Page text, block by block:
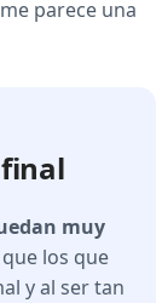
parece una
muy
los que
y al ser tan